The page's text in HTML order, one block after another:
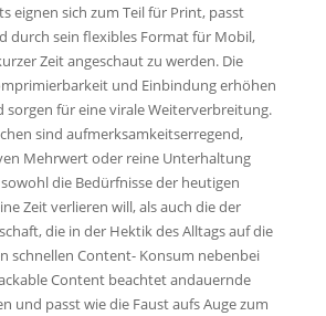
eignen sich zum Teil für Print, passt
durch sein flexibles Format für Mobil,
Zeit angeschaut zu werden. Die
und Einbindung erhöhen
sorgen für eine virale Weiterverbreitung.
sind aufmerksamkeitserregend,
Mehrwert oder reine Unterhaltung
die Bedürfnisse der heutigen
Zeit verlieren will, als auch die der
die in der Hektik des Alltags auf die
schnellen Content- Konsum nebenbei
Content beachtet andauernde
und passt wie die Faust aufs Auge zum